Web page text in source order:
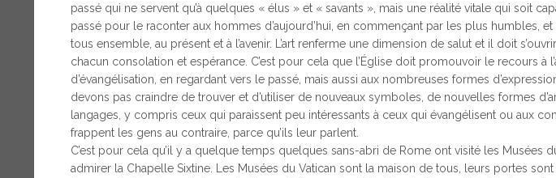
passé qui ne servent qu’à quelques « élus » et « savants », mais une réalité vitale qui soit
passé pour le raconter aux hommes d’aujourd’hui, en commençant par les plus humbles, et
tous ensemble, au présent et à l’avenir. L’art renferme une dimension de salut et il doit
chacun consolation et espérance. C’est pour cela que l’Église doit promouvoir le recours à
d’évangélisation, en regardant vers le passé, mais aussi aux nombreuses formes
devons pas craindre de trouver et d’utiliser de nouveaux symboles, de nouvelles formes
langages, y compris ceux qui paraissent peu intéressants à ceux qui évangélisent ou aux
frappent les gens au contraire, parce qu’ils leur parlent.
C’est pour cela qu’il y a quelque temps quelques sans-abri de Rome ont visité les Musées
admirer la Chapelle Sixtine. Les Musées du Vatican sont la maison de tous, leurs portes